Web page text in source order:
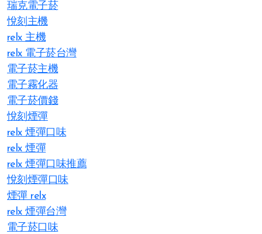
瑞克電子菸
悅刻主機
relx 主機
relx 電子菸台灣
電子菸主機
電子霧化器
電子菸價錢
悅刻煙彈
relx 煙彈口味
relx 煙彈
relx 煙彈口味推薦
悅刻煙彈口味
煙彈 relx
relx 煙彈台灣
電子菸口味